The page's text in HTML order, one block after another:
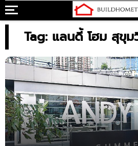
Tag: แลนดี้ โฮม สุขุม